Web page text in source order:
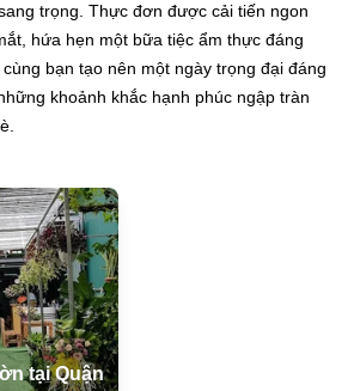
trọng. Thực đơn được cải tiến ngon
hứa hẹn một bữa tiệc ẩm thực đáng
bạn tạo nên một ngày trọng đại đáng
khoảnh khắc hạnh phúc ngập tràn
tại Quận